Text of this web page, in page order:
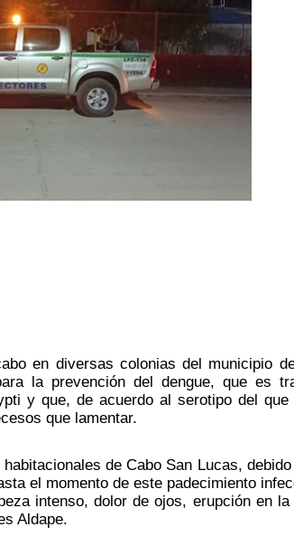
en diversas colonias del municipio
la prevención del dengue, que es
y que, de acuerdo al serotipo del
que lamentar.
de Cabo San Lucas,
el momento de este padecimiento
intenso, dolor de ojos, erupción en
Aldape.